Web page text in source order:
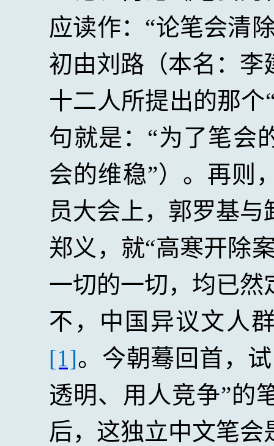
应读作：“论笔会清
初由刘路（本名：
十二人所提出的那个
句就是：“为了笔会
会的维稳”）。再则
员大会上，郭罗基
郑义，就“高寒开除
一切的一切，均已
不，中国异议文人
[1]。今朝蓦回首，
透明、用人竞争”的
后，这独立中文笔